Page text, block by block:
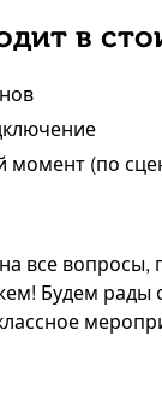
в
момент (по
все вопросы,
Будем рады